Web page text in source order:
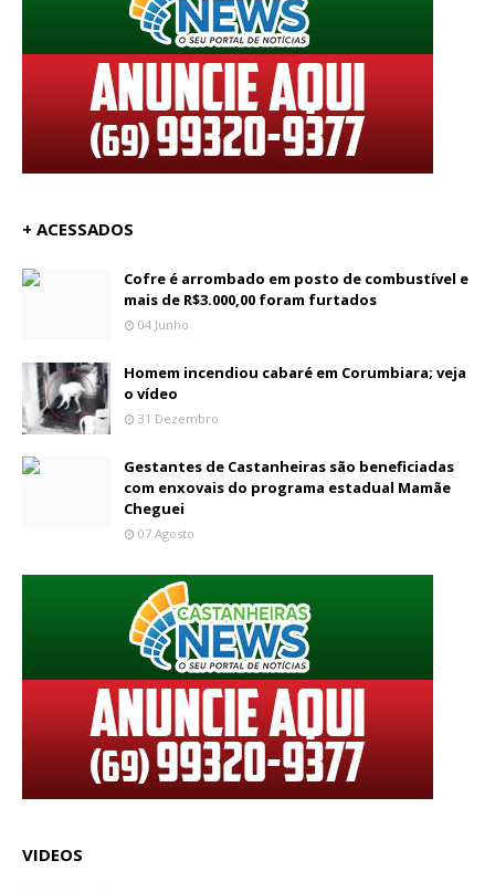
+ ACESSADOS
Cofre é arrombado em posto de combustível e
mais de R$3.000,00 foram furtados
04 Junho
Homem incendiou cabaré em Corumbiara; veja
o vídeo
31 Dezembro
Gestantes de Castanheiras são beneficiadas
com enxovais do programa estadual Mamãe
Cheguei
07 Agosto
VIDEOS